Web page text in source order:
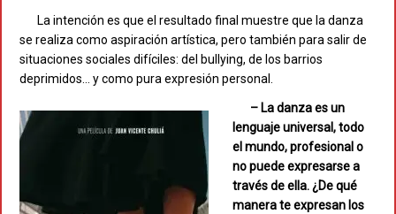
La intención es que el resultado final muestre que la danza
se realiza como aspiración artística, pero también para salir de
situaciones sociales difíciles: del bullying, de los barrios
deprimidos… y como pura expresión personal.
– La danza es un
lenguaje universal, todo
el mundo, profesional o
no puede expresarse a
través de ella. ¿De qué
manera te expresan los